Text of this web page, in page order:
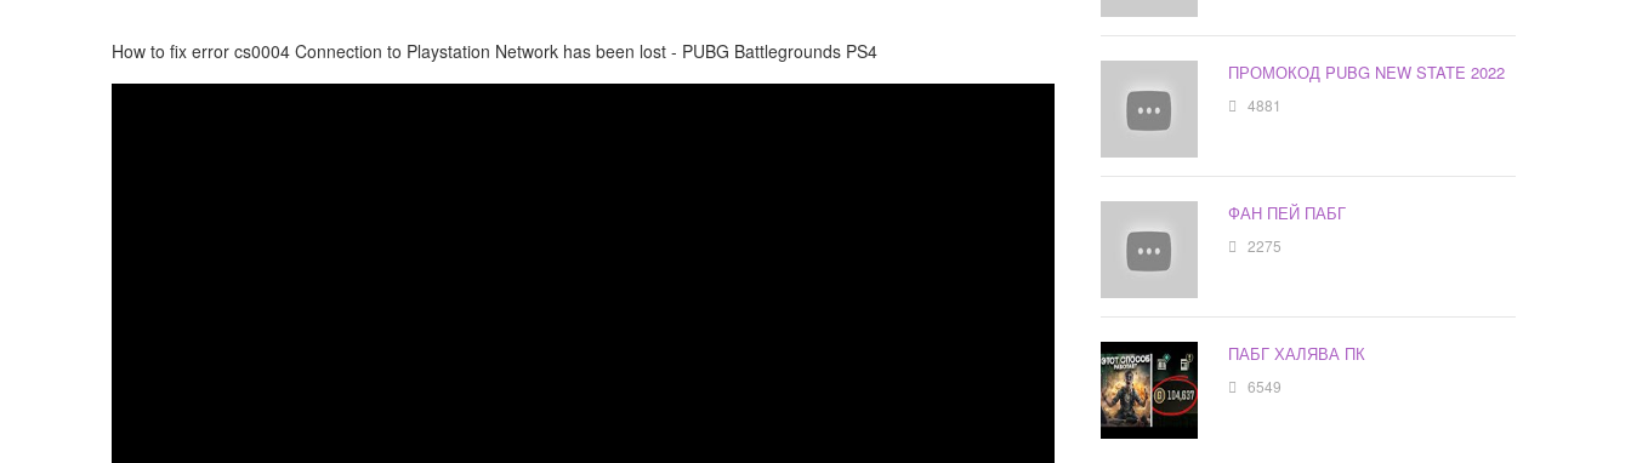
How to fix error cs0004 Connection to Playstation Network has been lost - PUBG Battlegrounds PS4
ПРОМОКОД PUBG NEW STATE 2022
4881
ФАН ПЕЙ ПАБГ
2275
ПАБГ ХАЛЯВА ПК
6549